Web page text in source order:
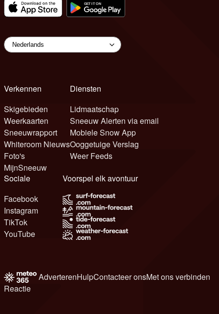
Verkennen
Skigebieden
Weerkaarten
Sneeuwrapport
Whiteroom Nieuws
Foto's
MijnSneeuw
Diensten
Lidmaatschap
Sneeuw Alerten via email
Mobiele Snow App
Ooggetuige Verslag
Weer Feeds
Sociale
Facebook
Instagram
TikTok
YouTube
Voorspel elk avontuur
AdverterenHulpContacteer onsMet ons verbinden
Reactie